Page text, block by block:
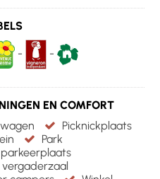
- -
EN COMFORT
Picknickplaats
Park